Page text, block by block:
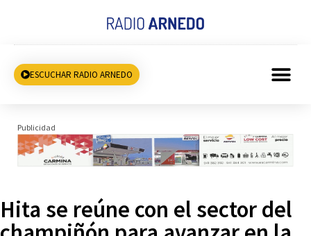
ESCUCHAR RADIO ARNEDO
Publicidad
Hita se reúne con el sector del